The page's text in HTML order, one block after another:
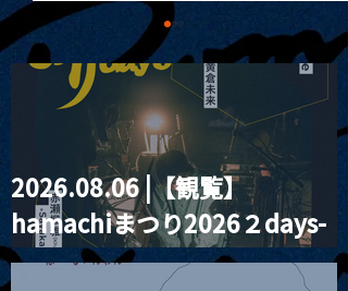
MoonRomantic
Channel1周年記念Live
2026.08.06 |【観覧】
hamachiまつり2026２days-
月見ル君想フ編②